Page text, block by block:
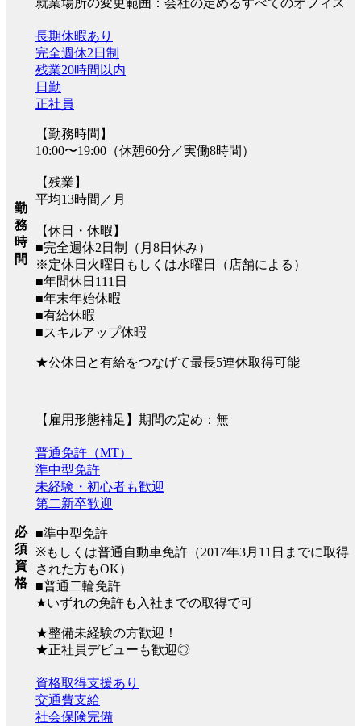
就業場所の変更範囲：会社の定めるすべてのオフィス
勤
務
時
間
長期休暇あり
完全週休2日制
残業20時間以内
日勤
正社員
【勤務時間】
10:00〜19:00（休憩60分／実働8時間）
【残業】
平均13時間／月
【休日・休暇】
■完全週休2日制（月8日休み）
※定休日火曜日もしくは水曜日（店舗による）
■年間休日111日
■年末年始休暇
■有給休暇
■スキルアップ休暇
★公休日と有給をつなげて最長5連休取得可能
【雇用形態補足】期間の定め：無
必
須
資
格
普通免許（MT）
準中型免許
未経験・初心者も歓迎
第二新卒歓迎
■準中型免許
※もしくは普通自動車免許（2017年3月11日までに取得
された方もOK）
■普通二輪免許
★いずれの免許も入社までの取得で可
★整備未経験の方歓迎！
★正社員デビューも歓迎◎
資格取得支援あり
交通費支給
社会保険完備